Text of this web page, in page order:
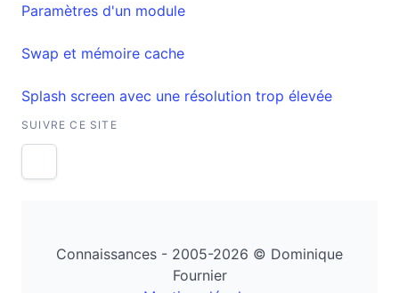
Paramètres d'un module
Swap et mémoire cache
Splash screen avec une résolution trop élevée
SUIVRE CE SITE
Connaissances - 2005-2026 © Dominique
Fournier